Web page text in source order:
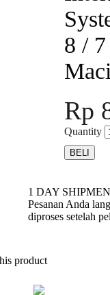
8 /
Rp
Quantity
1 DAY
Pesanan Anda
diproses setelah
product